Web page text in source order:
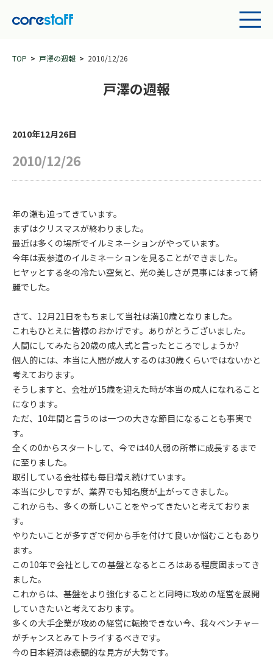
TOP 戸澤の週報 2010/12/26
戸澤の週報
2010年12月26日
2010/12/26
年の瀬も迫ってきています。
まずはクリスマスが終わりました。
最近は多くの場所でイルミネーションがやっています。
今年は表参道のイルミネーションを見ることができました。
ヒヤッとする冬の冷たい空気と、光の美しさが見事にはまって綺
麗でした。
さて、12月21日をもちまして当社は満10歳となりました。
これもひとえに皆様のおかげです。ありがとうございました。
人間にしてみたら20歳の成人式と言ったところでしょうか?
個人的には、本当に人間が成人するのは30歳くらいではないかと
考えております。
そうしますと、会社が15歳を迎えた時が本当の成人になれること
になります。
ただ、10年間と言うのは一つの大きな節目になることも事実で
す。
全くの0からスタートして、今では40人弱の所帯に成長するまで
に至りました。
取引している会社様も毎日増え続けています。
本当に少しですが、業界でも知名度が上がってきました。
これからも、多くの新しいことをやってきたいと考えておりま
す。
やりたいことが多すぎで何から手を付けて良いか悩むこともあり
ます。
この10年で会社としての基盤となるところはある程度固まってき
ました。
これからは、基盤をより強化することと同時に攻めの経営を展開
していきたいと考えております。
多くの大手企業が攻めの経営に転換できない今、我々ベンチャー
がチャンスとみてトライするべきです。
今の日本経済は悲観的な見方が大勢です。